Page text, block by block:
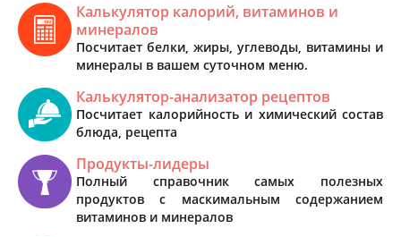
Калькулятор калорий, витаминов и
минералов
Посчитает белки, жиры, углеводы, витамины и
минералы в вашем суточном меню.
Калькулятор-анализатор рецептов
Посчитает калорийность и химический состав
блюда, рецепта
Продукты-лидеры
Полный справочник самых полезных
продуктов с маскимальным содержанием
витаминов и минералов